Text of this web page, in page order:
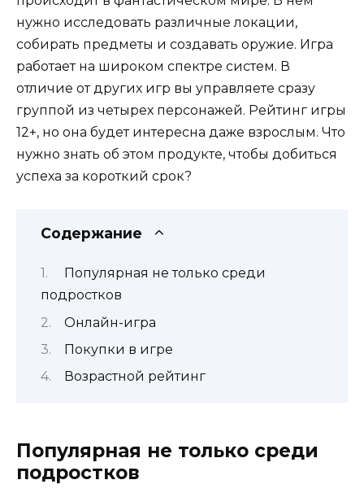
нужно исследовать различные локации,
собирать предметы и создавать оружие. Игра
работает на широком спектре систем. В
отличие от других игр вы управляете сразу
группой из четырех персонажей. Рейтинг игры
12+, но она будет интересна даже взрослым. Что
нужно знать об этом продукте, чтобы добиться
успеха за короткий срок?
Содержание
Популярная не только среди
подростков
Онлайн-игра
Покупки в игре
Возрастной рейтинг
Популярная не только среди
подростков